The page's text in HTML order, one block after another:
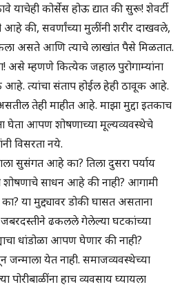
याचेही कोर्सेस होऊ द्यात की सुरू! शेवर्टी
की, सवर्णांच्या मुलींनी शरीर दाखवले,
असते आणि त्याचे लाखांत पैसे मिळतात.
असे म्हणणे कित्येक जहाल पुरोगाम्यांना
आहे. त्यांचा संताप होईल हेही ठावूक आहे.
तेही माहीत आहे. माझा मुद्दा इतकाच
आपण शोषणाच्या मूल्यव्यवस्थेचे
विसरता नये.
सुसंगत आहे का? तिला दुसरा पर्याय
शोषणाचे साधन आहे की नाही? आगामी
या मुद्द्यावर डोकी घासत असताना
जबरदस्तीने ढकलले गेलेल्या घटकांच्या
धांडोळा आपण घेणार की नाही?
जन्माला येत नाही. समाजव्यवस्थेच्या
हाच व्यवसाय घ्यायला